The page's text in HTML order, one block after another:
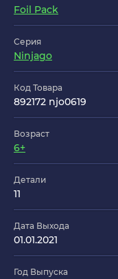
Foil Pack
Серия
Ninjago
Код Товара
892172 njo0619
Возраст
6+
Детали
11
Дата Выхода
01.01.2021
Год Выпуска